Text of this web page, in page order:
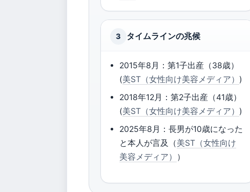
3 タイムラインの兆候
2015年8月：第1子出産（38歳）
(美ST（女性向け美容メディア） )
2018年12月：第2子出産（41歳）
(美ST（女性向け美容メディア） )
2025年8月：長男が10歳になった
と本人が言及（美ST（女性向け
美容メディア） ）